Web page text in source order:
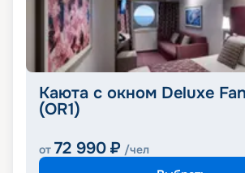
Каюта с окном Deluxe
(OR1)
от 72 990 ₽ /чел